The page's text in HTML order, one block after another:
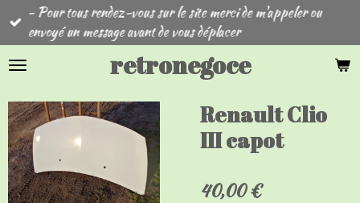
Passer
principal
retronegoce
- Pour tous rendez-vous sur le site merci de m'appeler ou
envoyé un message avant de vous déplacer
Renault Clio
III capot
40,00 €